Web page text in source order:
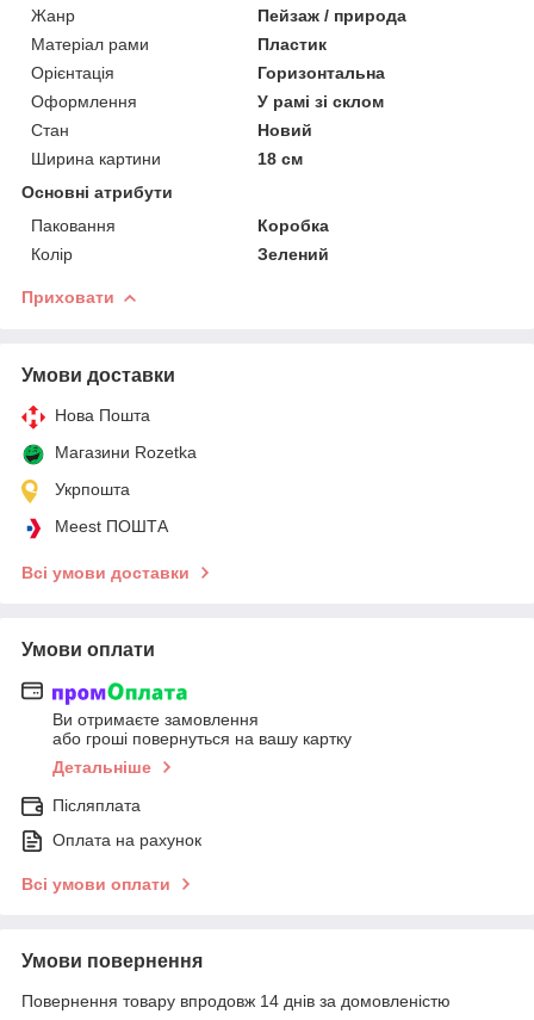
Жанр
Пейзаж / природа
Матеріал рами
Пластик
Орієнтація
Горизонтальна
Оформлення
У рамі зі склом
Стан
Новий
Ширина картини
18 см
Основні атрибути
Паковання
Коробка
Колір
Зелений
Приховати
Умови доставки
Нова Пошта
Магазини Rozetka
Укрпошта
Meest ПОШТА
Всі умови доставки
Умови оплати
Ви отримаєте замовлення
або гроші повернуться на вашу картку
Детальніше
Післяплата
Оплата на рахунок
Всі умови оплати
Умови повернення
Повернення товару впродовж 14 днів за домовленістю